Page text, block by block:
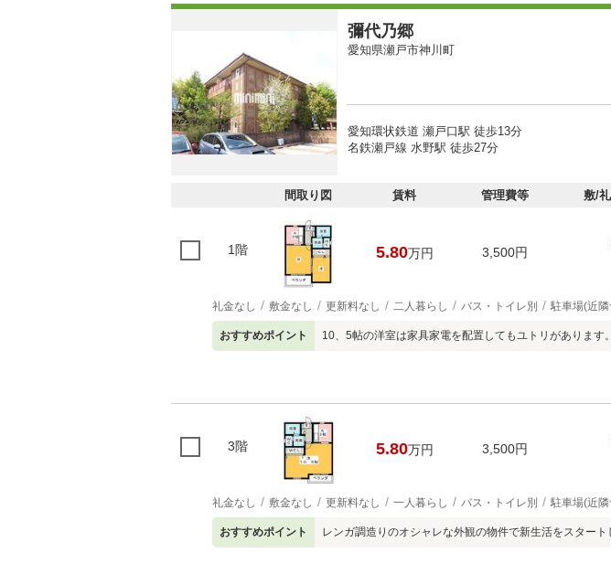
彌代乃郷
愛知県瀬戸市神川町
愛知環状鉄道 瀬戸口駅 徒歩13分
名鉄瀬戸線 水野駅 徒歩27分
間取り図 賃料 管理費等 敷/
1階 5.80万円 3,500円
礼金なし 敷金なし 更新料なし 二人暮らし バス・トイレ別 駐車場(近
おすすめポイント 10、5帖の洋室は家具家電を配置してもユトリがあります。
3階 5.80万円 3,500円
礼金なし 敷金なし 更新料なし 一人暮らし バス・トイレ別 駐車場(近
おすすめポイント レンガ調造りのオシャレな外観の物件で新生活をスタート